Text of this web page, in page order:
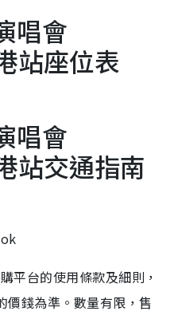
唱會
站座位表
唱會
站交通指南
平台的使用條款及細則，
價錢為準。數量有限，售